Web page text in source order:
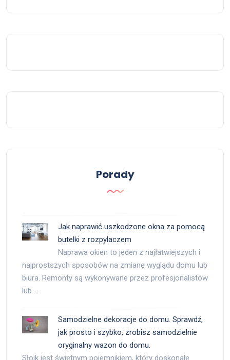
Porady
Jak naprawić uszkodzone okna za pomocą
butelki z rozpylaczem
Naprawa okien to jeden z najłatwiejszych i
najprostszych sposobów na zmianę wyglądu domu lub
biura. Remonty są wykonywane przez profesjonalistów
lub …
Samodzielne dekoracje do domu. Sprawdź,
jak prosto i szybko, zrobisz samodzielnie
oryginalny wazon do domu.